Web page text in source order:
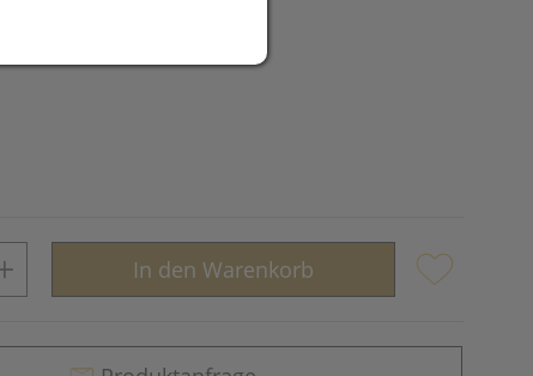
In den Warenkorb